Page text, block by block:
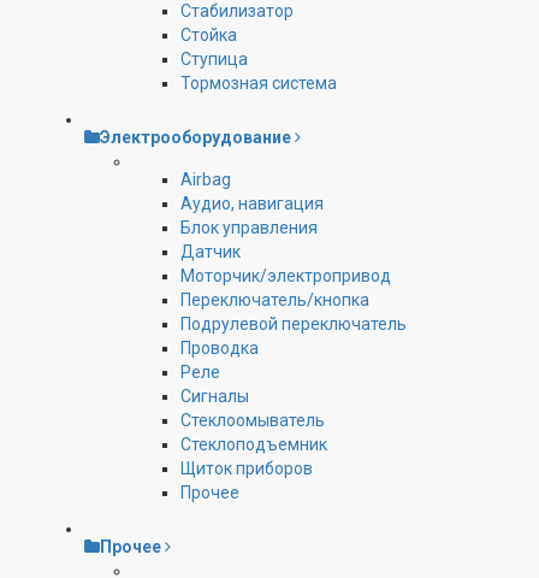
Стабилизатор
Стойка
Ступица
Тормозная система
Электрооборудование
Airbag
Аудио, навигация
Блок управления
Датчик
Моторчик/электропривод
Переключатель/кнопка
Подрулевой переключатель
Проводка
Реле
Сигналы
Стеклоомыватель
Стеклоподъемник
Щиток приборов
Прочее
Прочее